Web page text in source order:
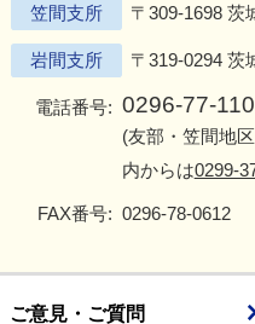
笠間支所 〒309-1698 茨
岩間支所 〒319-0294 茨
電話番号: 0296-77-
(友部・笠間地
内からは0299-
FAX番号: 0296-78-0612
ご意見・ご質問